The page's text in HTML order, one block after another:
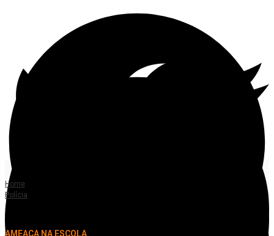
Home
Polícia
Adolescente é apreendido após ameaçar professor em escola de Alta
Floresta
AMEAÇA NA ESCOLA